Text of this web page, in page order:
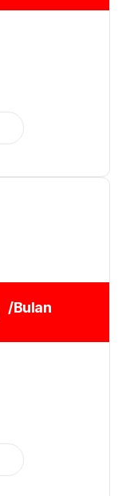
/Bulan